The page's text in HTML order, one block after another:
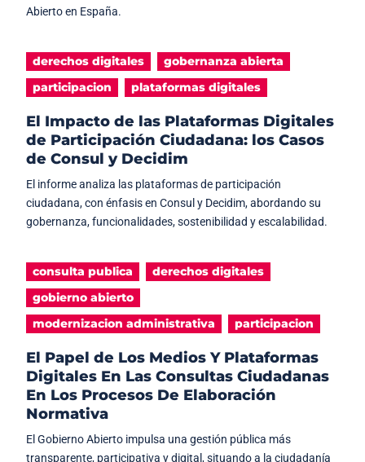
Abierto en España.
derechos digitales
gobernanza abierta
participacion
plataformas digitales
El Impacto de las Plataformas Digitales
de Participación Ciudadana: los Casos
de Consul y Decidim
El informe analiza las plataformas de participación
ciudadana, con énfasis en Consul y Decidim, abordando su
gobernanza, funcionalidades, sostenibilidad y escalabilidad.
consulta publica
derechos digitales
gobierno abierto
modernizacion administrativa
participacion
El Papel de Los Medios Y Plataformas
Digitales En Las Consultas Ciudadanas
En Los Procesos De Elaboración
Normativa
El Gobierno Abierto impulsa una gestión pública más
transparente, participativa y digital, situando a la ciudadanía